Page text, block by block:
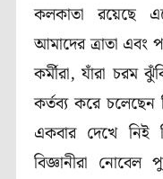
কলকাতা রয়েছে
আমাদের ত্রাতা এবং
কর্মীরা, যাঁরা চরম
কর্তব্য করে চলেছেন
একবার দেখে নিই
বিজ্ঞানীরা নোবেল